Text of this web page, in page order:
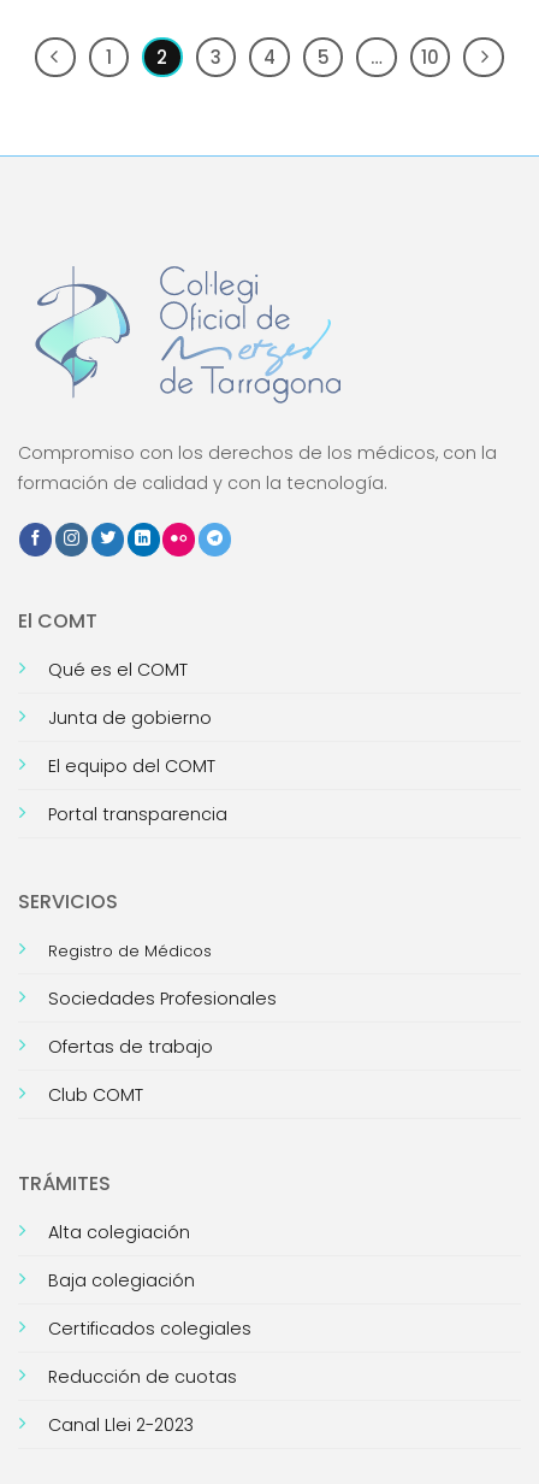
1 2 3 4 5 … 10
Compromiso con los derechos de los médicos, con la
formación de calidad y con la tecnología.
El COMT
Qué es el COMT
Junta de gobierno
El equipo del COMT
Portal transparencia
SERVICIOS
Registro de Médicos
Sociedades Profesionales
Ofertas de trabajo
Club COMT
TRÁMITES
Alta colegiación
Baja colegiación
Certificados colegiales
Reducción de cuotas
Canal Llei 2-2023